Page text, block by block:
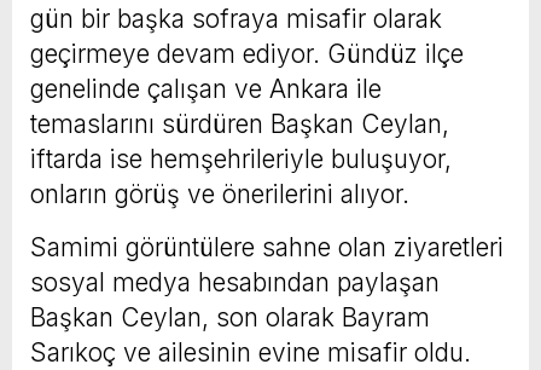
gün bir başka sofraya misafir olarak
geçirmeye devam ediyor. Gündüz ilçe
genelinde çalışan ve Ankara ile
temaslarını sürdüren Başkan Ceylan,
iftarda ise hemşehrileriyle buluşuyor,
onların görüş ve önerilerini alıyor.
Samimi görüntülere sahne olan ziyaretleri
sosyal medya hesabından paylaşan
Başkan Ceylan, son olarak Bayram
Sarıkoç ve ailesinin evine misafir oldu.